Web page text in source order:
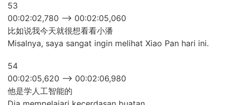
53
00:02:02,780 –> 00:02:05,060
比如说我今天就很想看看小潘
Misalnya, saya sangat ingin melihat Xiao Pan hari ini.
54
00:02:05,620 –> 00:02:06,980
他是学人工智能的